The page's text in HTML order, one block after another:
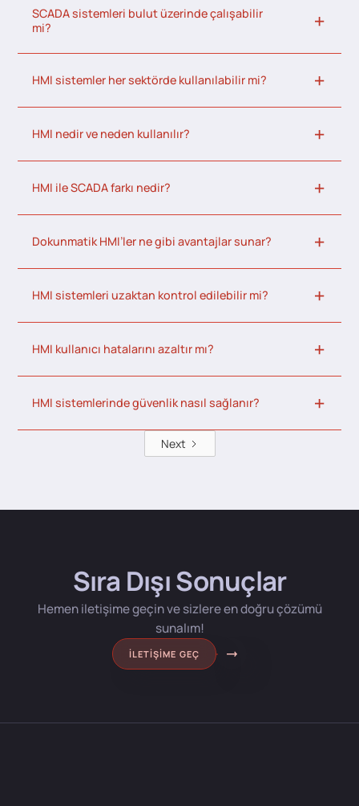
SCADA sistemleri bulut üzerinde çalışabilir
mi?
HMI sistemler her sektörde kullanılabilir mi?
HMI nedir ve neden kullanılır?
HMI ile SCADA farkı nedir?
Dokunmatik HMI’ler ne gibi avantajlar sunar?
HMI sistemleri uzaktan kontrol edilebilir mi?
HMI kullanıcı hatalarını azaltır mı?
HMI sistemlerinde güvenlik nasıl sağlanır?
Next
Sıra Dışı Sonuçlar
Hemen iletişime geçin ve sizlere en doğru çözümü
sunalım!
İLETIŞIME GEÇ